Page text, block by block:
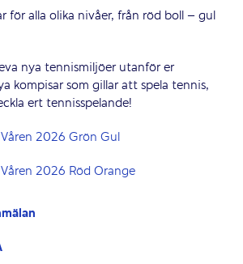
för alla olika nivåer, från röd boll – gul
nya tennismiljöer utanför er
kompisar som gillar att spela tennis,
ert tennisspelande!
2026 Grön Gul
2026 Röd Orange